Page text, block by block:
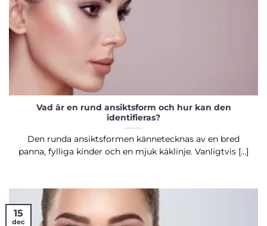
Vad är en rund ansiktsform och hur kan den
identifieras?
Den runda ansiktsformen kännetecknas av en bred
panna, fylliga kinder och en mjuk käklinje. Vanligtvis [...]
15
dec